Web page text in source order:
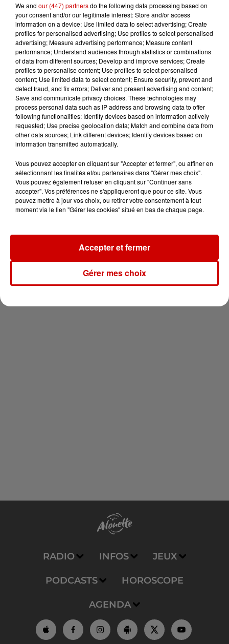
Gagnez vos entrées pour le
Musée du Sport Automobile au
Mans !
Alouette vous invite à
Futuroscope Xperiences !
Le Duel - Gagnez votre balade
en jet ski !
Newsletter
RADIO INFOS JEUX
PODCASTS HOROSCOPE
AGENDA
We and our (447) partnersdo the following data processing based on
your consent and/or our legitimate interest: Store and/or access
information on a device; Use limited data to select advertising; Create
profiles for personalised advertising; Use profiles to select personalised
advertising; Measure advertising performance; Measure content
performance; Understand audiences through statistics or combinations
of data from different sources; Develop and improve services; Create
profiles to personalise content; Use profiles to select personalised
content; Use limited data to select content; Ensure security, prevent and
detect fraud, and fix errors; Deliver and present advertising and content;
Save and communicate privacy choices. These technologies may
process personal data such as IP address and browsing data to offer
following functionalities: Identify devices based on information actively
requested; Use precise geolocation data; Match and combine data from
other data sources; Link different devices; Identify devices based on
information transmitted automatically.
Vous pouvez accepter en cliquant sur "Accepter et fermer", ou affiner en
sélectionnant les finalités et/ou partenaires dans "Gérer mes choix".
Vous pouvez également refuser en cliquant sur "Continuer sans
accepter". Vos préférences ne s'appliqueront que pour ce site. Vous
pouvez mettre à jour vos choix, ou retirer votre consentement à tout
moment via le lien "Gérer les cookies" situé en bas de chaque page.
Gérer mes choix
Accepter et fermer